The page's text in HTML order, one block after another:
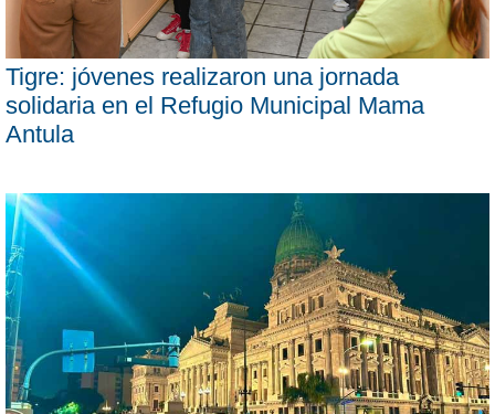
Tigre: jóvenes realizaron una jornada
solidaria en el Refugio Municipal Mama
Antula